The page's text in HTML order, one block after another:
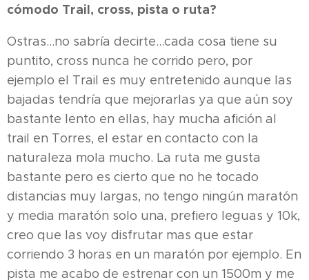
cómodo Trail, cross, pista o ruta?
Ostras...no sabría decirte...cada cosa tiene su
puntito, cross nunca he corrido pero, por
ejemplo el Trail es muy entretenido aunque las
bajadas tendría que mejorarlas ya que aún soy
bastante lento en ellas, hay mucha afición al
trail en Torres, el estar en contacto con la
naturaleza mola mucho. La ruta me gusta
bastante pero es cierto que no he tocado
distancias muy largas, no tengo ningún maratón
y media maratón solo una, prefiero leguas y 10k,
creo que las voy disfrutar mas que estar
corriendo 3 horas en un maratón por ejemplo. En
pista me acabo de estrenar con un 1500m y me